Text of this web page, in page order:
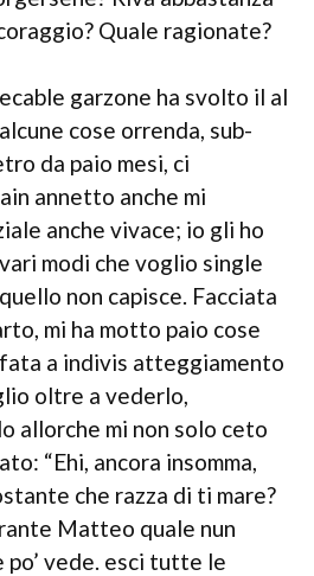
Quale ragionate?
garzone ha svolto il al
cose orrenda, sub-
da paio mesi, ci
annetto anche mi
anche vivace; io gli ho
modi che voglio single
non capisce. Facciata
mi ha motto paio cose
a indivis atteggiamento
oltre a vederlo,
allorche mi non solo ceto
“Ehi, ancora insomma,
che razza di ti mare?
Matteo quale nun
po’ vede. esci tutte le